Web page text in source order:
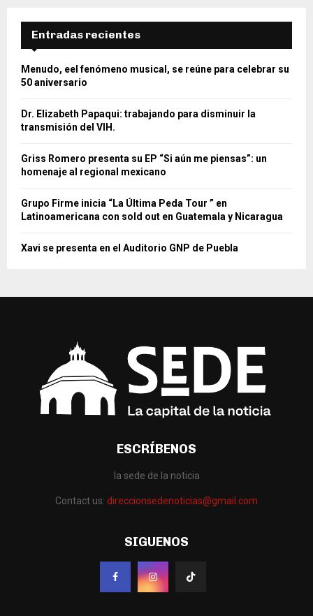
Entradas recientes
Menudo, eel fenómeno musical, se reúne para celebrar su
50 aniversario
Dr. Elizabeth Papaqui: trabajando para disminuir la
transmisión del VIH.
Griss Romero presenta su EP “Si aún me piensas”: un
homenaje al regional mexicano
Grupo Firme inicia “La Última Peda Tour ” en
Latinoamericana con sold out en Guatemala y Nicaragua
Xavi se presenta en el Auditorio GNP de Puebla
ESCRÍBENOS
la sede de la noticia
Contact us: direccionsedenoticias@gmail.com
SIGUENOS